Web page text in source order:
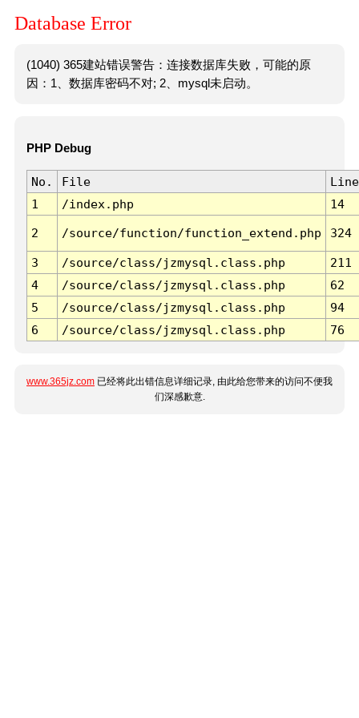
Database Error
(1040) 365建站错误警告：连接数据库失败，可能的原
因：1、数据库密码不对; 2、mysql未启动。
PHP Debug
No. File
Line
1
/index.php 14
2 /source/function/function_extend.php 324
3 /source/class/jzmysql.class.php
211
4
/source/class/jzmysql.class.php
62
5
/source/class/jzmysql.class.php
94
6
/source/class/jzmysql.class.php 76
www.365jz.com 已经将此出错信息详细记录, 由此给您带来的访问不便我
们深感歉意.